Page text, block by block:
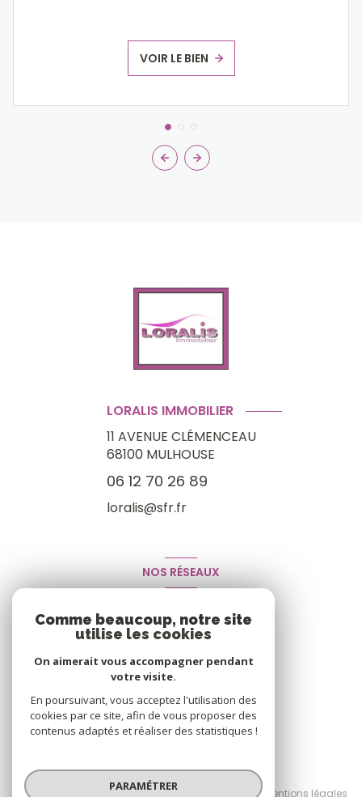
VOIR LE BIEN
LORALIS IMMOBILIER
11 AVENUE CLÉMENCEAU
68100 MULHOUSE
06 12 70 26 89
loralis@sfr.fr
NOS RÉSEAUX
© 2026 | Tous droits réservés
Nos honoraires
Nos partenaires Mentions légales
Comme beaucoup, notre site
utilise les cookies
On aimerait vous accompagner pendant
votre visite.
En poursuivant, vous acceptez l'utilisation des
cookies par ce site, afin de vous proposer des
contenus adaptés et réaliser des statistiques !
PARAMÉTRER